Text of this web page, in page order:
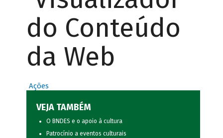
do Conteúdo
da Web
Ações
VEJA TAMBÉM
O BNDES e o apoio à cultura
Patrocínio a eventos culturais